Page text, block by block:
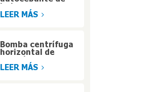
bajo consumo para
sistemas de agua
LEER MÁS
Bomba centrífuga
horizontal de
succión axial de
alta eficiencia con
LEER MÁS